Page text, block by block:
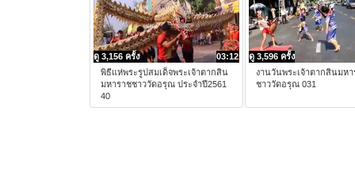
03:12
ดู 3,156 ครั้ง
พิธีแห่พระรูปสมเด็จพระเจ้าตากสิน
มหาราชชาววัดอรุณ ประจำปี2561
40
ดู 3,596 ครั้ง
งานวันพระเจ้าตากสินมหา
ชาววัดอรุณ 031